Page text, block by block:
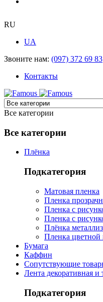
RU
UA
Звоните нам: (097) 372 69 83
Контакты
Все категории
Все категории
Плёнка
Подкатегория
Матовая пленка
Пленка
Пленка с
Пленка с
Плёнка
Пленка цветной
Бумага
Каффин
Сопутствующие
Лента декоративная и
Подкатегория